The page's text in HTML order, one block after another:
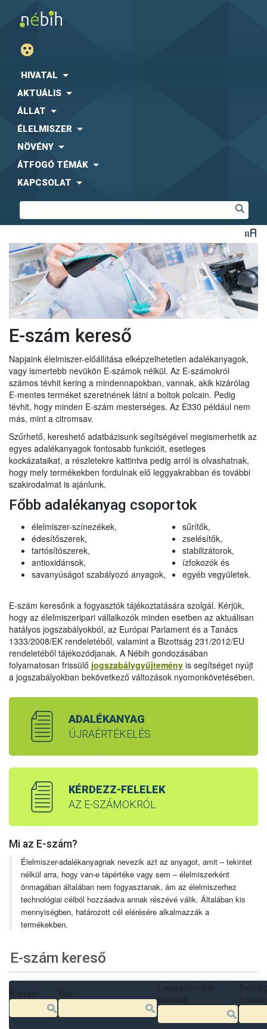
HIVATAL
AKTUÁLIS
ÁLLAT
ÉLELMISZER
NÖVÉNY
ÁTFOGÓ TÉMÁK
KAPCSOLAT
E-szám kereső
Napjaink élelmiszer-előállítása elképzelhetetlen adalékanyagok,
vagy ismertebb nevükön E-számok nélkül. Az E-számokról
számos tévhit kering a mindennapokban, vannak, akik kizárólag
E-mentes terméket szeretnének látni a boltok polcain. Pedig
tévhit, hogy minden E-szám mesterséges. Az E330 például nem
más, mint a citromsav.
Szűrhető, kereshető adatbázisunk segítségével megismerhetik az
egyes adalékanyagok fontosabb funkcióit, esetleges
kockázataikat, a részletekre kattintva pedig arról is olvashatnak,
hogy mely termékekben fordulnak elő leggyakrabban és további
szakirodalmat is ajánlunk.
Főbb adalékanyag csoportok
élelmiszer-színezékek,
édesítőszerek,
tartósítószerek,
antioxidánsok,
savanyúságot szabályozó anyagok,
sűrítők,
zselésítők,
stabilizátorok,
ízfokozók és
egyéb vegyületek.
E-szám keresőnk a fogyasztók tájékoztatására szolgál. Kérjük,
hogy az élelmiszeripari vállalkozók minden esetben az aktuálisan
hatályos jogszabályokból, az Európai Parlament és a Tanács
1333/2008/EK rendeletéből, valamint a Bizottság 231/2012/EU
rendeletéből tájékozódjanak. A Nébih gondozásában
folyamatosan frissülő jogszabálygyűjtemény is segítséget nyújt
a jogszabályokban bekövetkező változások nyomonkövetésében.
ADALÉKANYAG
ÚJRAÉRTÉKELÉS
KÉRDEZZ-FELELEK
AZ E-SZÁMOKRÓL
Mi az E-szám?
Élelmiszer-adalékanyagnak nevezik azt az anyagot, amit – tekintet
nélkül arra, hogy van-e tápértéke vagy sem – élelmiszerként
önmagában általában nem fogyasztanak, ám az élelmiszerhez
technológiai célból hozzáadva annak részévé válik. Általában kis
mennyiségben, határozott cél elérésére alkalmazzák a
termékekben.
E-szám kereső